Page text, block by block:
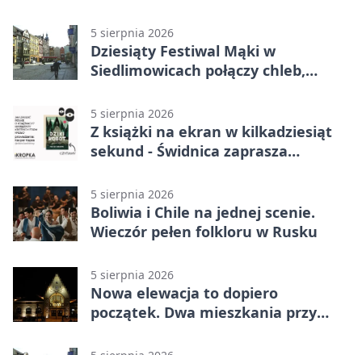
5 sierpnia 2026
Dziesiąty Festiwal Mąki w
Siedlimowicach połączy chleb,
5 sierpnia 2026
Z książki na ekran w kilkadziesiąt
sekund - Świdnica zaprasza
5 sierpnia 2026
Boliwia i Chile na jednej scenie.
Wieczór pełen folkloru w Rusku
5 sierpnia 2026
Nowa elewacja to dopiero
początek. Dwa mieszkania przy